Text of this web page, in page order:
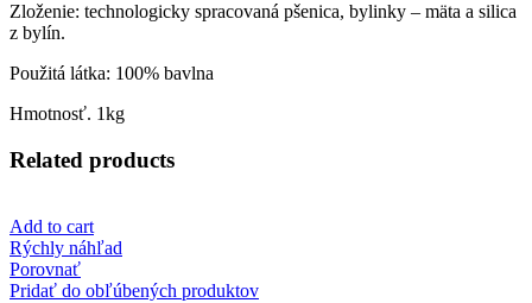
Zloženie: technologicky spracovaná pšenica, bylinky – mäta a silica
z bylín.
Použitá látka: 100% bavlna
Hmotnosť. 1kg
Related products
Add to cart
Rýchly náhľad
Porovnať
Pridať do obľúbených produktov